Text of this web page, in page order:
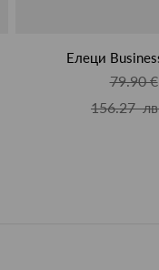
Елеци
79.90 €
156.27